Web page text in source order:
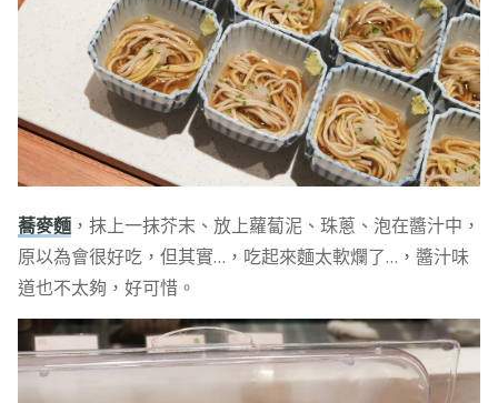
蕎麥麵，抹上一抹芥末、放上蘿蔔泥、珠蔥、泡在醬汁中，
原以為會很好吃，但其實…，吃起來麵太軟爛了…，醬汁味
道也不太夠，好可惜。